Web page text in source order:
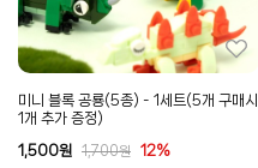
미니 블록 공룡(5종) - 1세트(5개 구매시
1개 추가 증정)
1,500원 1,700원 12%